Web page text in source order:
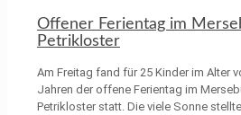
Offener Ferientag im
Petrikloster
Am Freitag fand für 25 Kinder im Alter
Jahren der offene Ferientag im
Petrikloster statt. Die viele Sonne